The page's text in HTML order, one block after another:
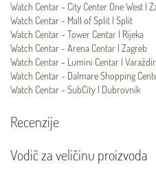
Watch Centar - City Center One West |
Watch Centar - Mall of Split | Split
Watch Centar - Tower Centar | Rijeka
Watch Centar - Arena Centar | Zagreb
Watch Centar - Lumini Centar | Varaždin
Watch Centar - Dalmare Shopping
Watch Centar - SubCity | Dubrovnik
Recenzije
Vodič za veličinu proizvoda